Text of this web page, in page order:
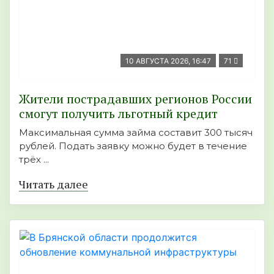
10 АВГУСТА 2026, 16:47 71
Жители пострадавших регионов России
смогут получить льготный кредит
Максимальная сумма займа составит 300 тысяч
рублей. Подать заявку можно будет в течение
трёх ...
Читать далее